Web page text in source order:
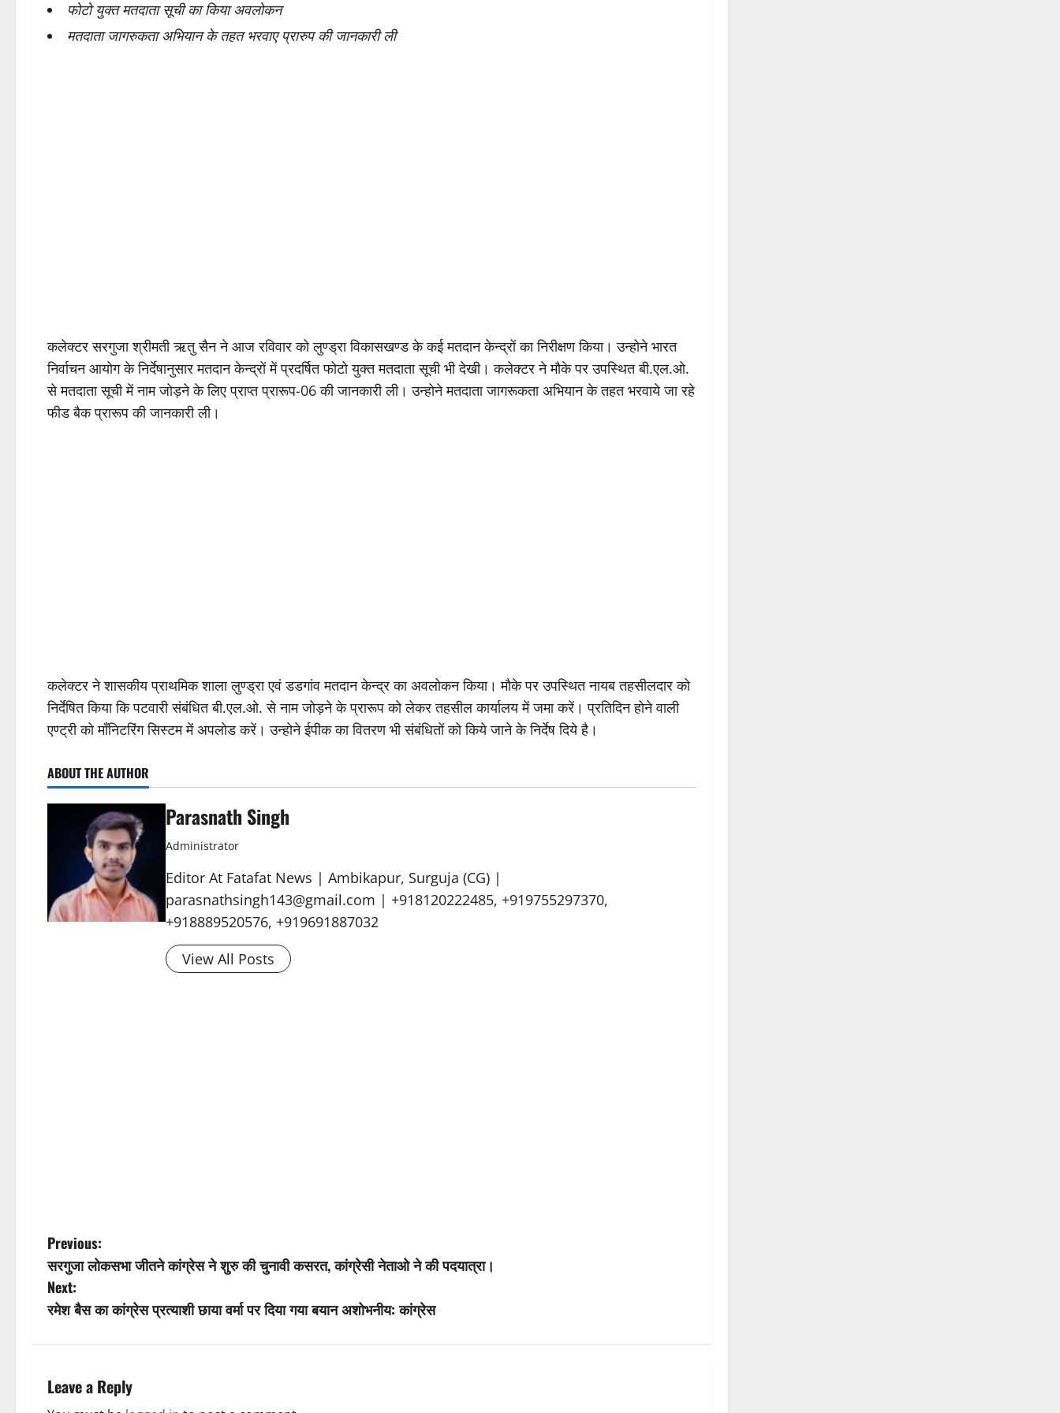
फोटो युक्त मतदाता सूची का किया अवलोकन
मतदाता जागरुकता अभियान के तहत भरवाए प्रारुप की जानकारी ली
कलेक्टर सरगुजा श्रीमती ऋतु सैन ने आज रविवार को लुण्ड्रा विकासखण्ड के कई मतदान केन्द्रों का निरीक्षण किया। उन्होने भारत
निर्वाचन आयोग के निर्देषानुसार मतदान केन्द्रों में प्रदर्षित फोटो युक्त मतदाता सूची भी देखी। कलेक्टर ने मौके पर उपस्थित बी.एल.ओ.
से मतदाता सूची में नाम जोड़ने के लिए प्राप्त प्रारूप-06 की जानकारी ली। उन्होने मतदाता जागरूकता अभियान के तहत भरवाये जा रहे
फीड बैक प्रारूप की जानकारी ली।
कलेक्टर ने शासकीय प्राथमिक शाला लुण्ड्रा एवं डडगांव मतदान केन्द्र का अवलोकन किया। मौके पर उपस्थित नायब तहसीलदार को
निर्देषित किया कि पटवारी संबंधित बी.एल.ओ. से नाम जोड़ने के प्रारूप को लेकर तहसील कार्यालय में जमा करें। प्रतिदिन होने वाली
एण्ट्री को माँनिटरिंग सिस्टम में अपलोड करें। उन्होने ईपीक का वितरण भी संबंधितों को किये जाने के निर्देष दिये है।
ABOUT THE AUTHOR
Parasnath Singh
Administrator
Editor At Fatafat News | Ambikapur, Surguja (CG) |
parasnathsingh143@gmail.com | +918120222485, +919755297370,
+918889520576, +919691887032
View All Posts
P
o
s
n
Previous:
सरगुजा लोकसभा जीतने कांग्रेस ने शुरु की चुनावी कसरत, कांग्रेसी नेताओ ने की पदयात्रा।
Next:
रमेश बैस का कांग्रेस प्रत्याशी छाया वर्मा पर दिया गया बयान अशोभनीय: कांग्रेस
Leave a Reply